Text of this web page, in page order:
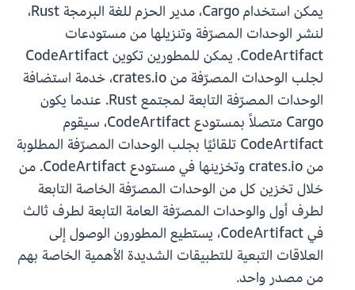
يمكن استخدام Cargo، مدير الحزم للغة البرمجة Rust،
لنشر الوحدات المصرّفة وتنزيلها من مستودعات
CodeArtifact. يمكن للمطورين تكوين CodeArtifact
لجلب الوحدات المصرّفة من crates.io، خدمة استضافة
الوحدات المصرّفة التابعة لمجتمع Rust. عندما يكون
Cargo متصلاً بمستودع CodeArtifact، سيقوم
CodeArtifact تلقائيًا بجلب الوحدات المصرّفة المطلوبة
من crates.io وتخزينها في مستودع CodeArtifact. من
خلال تخزين كل من الوحدات المصرّفة الخاصة التابعة
لطرف أول والوحدات المصرّفة العامة التابعة لطرف ثالث
في CodeArtifact، يستطيع المطورون الوصول إلى
العلاقات التبعية للتطبيقات الشديدة الأهمية الخاصة بهم
من مصدر واحد.